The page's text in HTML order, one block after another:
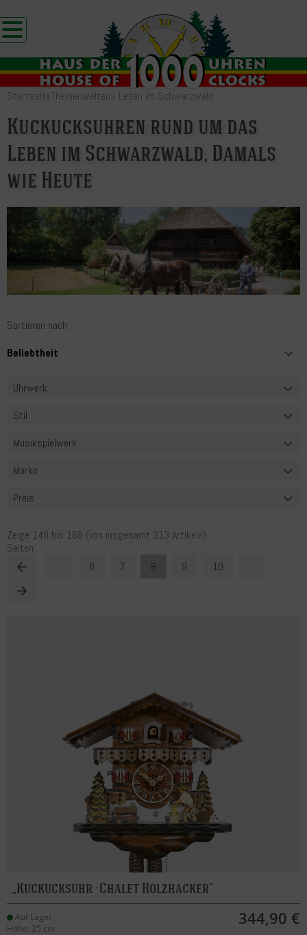
StartseiteThemenwelten» Leben im Schwarzwald
Kuckucksuhren rund um das
Leben im Schwarzwald, Damals
wie Heute
Sortieren nach:
Uhrwerk
Stil
Musikspielwerk
Marke
Preis
Zeige 148 bis 168 (von insgesamt 313 Artikeln)
Seiten:
...
6 7 8 9 10 ...
Kuckucksuhr -Chalet Holzhacker
Auf Lager
Höhe: 25 cm
344,90 €